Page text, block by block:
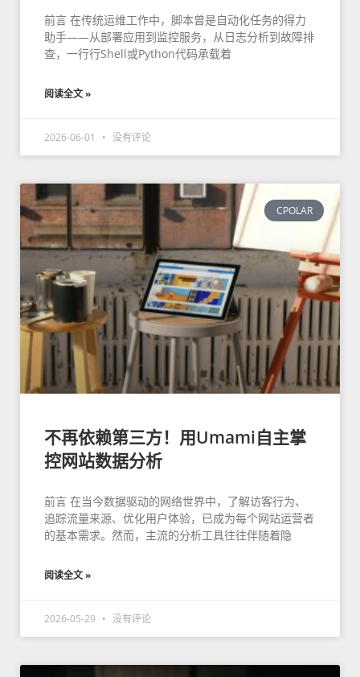
前言 在传统运维工作中，脚本曾是自动化任务的得力
助手——从部署应用到监控服务，从日志分析到故障排
查，一行行Shell或Python代码承载着
阅读全文 »
2026-06-01 没有评论
CPOLAR
不再依赖第三方！用Umami自主掌
控网站数据分析
前言 在当今数据驱动的网络世界中，了解访客行为、
追踪流量来源、优化用户体验，已成为每个网站运营者
的基本需求。然而，主流的分析工具往往伴随着隐
阅读全文 »
2026-05-29 没有评论